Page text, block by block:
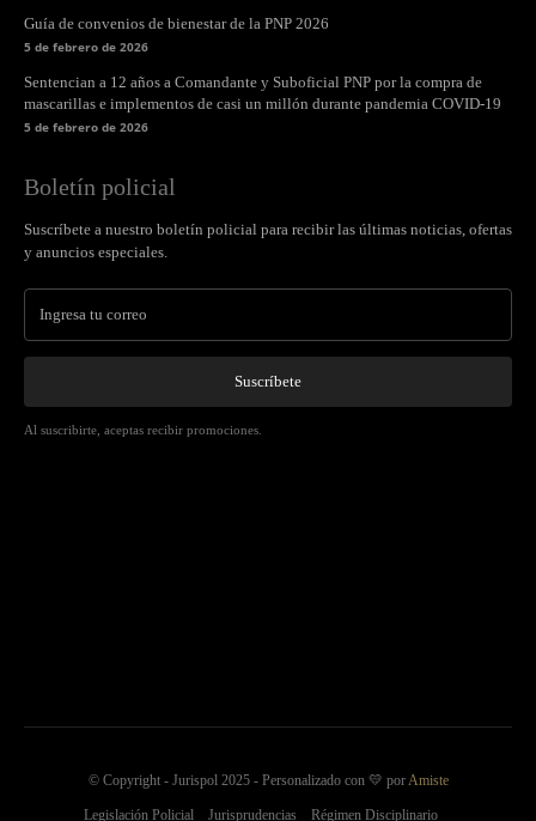
Guía de convenios de bienestar de la PNP 2026
5 de febrero de 2026
Sentencian a 12 años a Comandante y Suboficial PNP por la compra de
mascarillas e implementos de casi un millón durante pandemia COVID-19
5 de febrero de 2026
Boletín policial
Suscríbete a nuestro boletín policial para recibir las últimas noticias, ofertas
y anuncios especiales.
Suscríbete
Al suscribirte, aceptas recibir promociones.
© Copyright - Jurispol 2025 - Personalizado con 💛 porAmiste
Legislación Policial Jurisprudencias Régimen Disciplinario